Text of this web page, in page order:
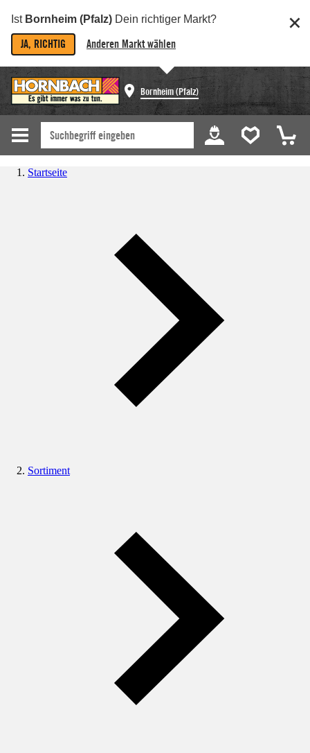
Ist Bornheim (Pfalz) Dein richtiger Markt?
JA, RICHTIG Anderen Markt wählen
Bornheim (Pfalz)
Startseite
Sortiment